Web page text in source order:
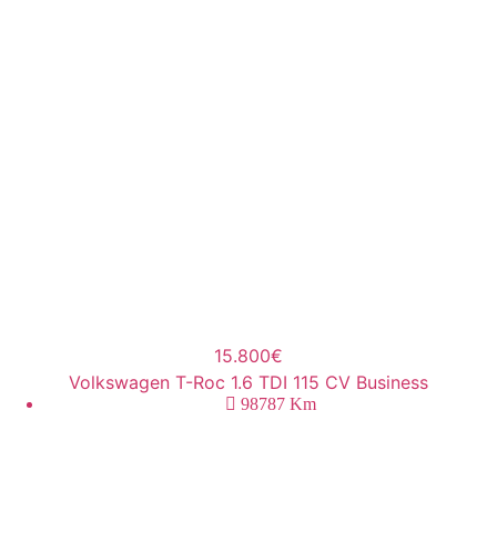
15.800€
Volkswagen T-Roc 1.6 TDI 115 CV Business
98787 Km